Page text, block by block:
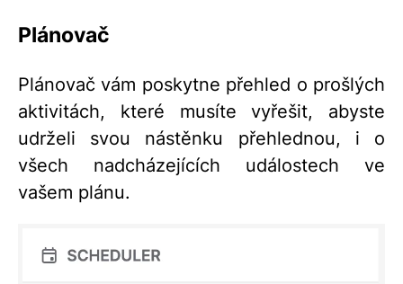
Plánovač
Plánovač vám poskytne přehled o prošlých
aktivitách, které musíte vyřešit, abyste
udrželi svou nástěnku přehlednou, i o
všech nadcházejících událostech ve
vašem plánu.